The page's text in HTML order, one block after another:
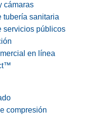
cámaras
tubería sanitaria
servicios públicos
en línea
compresión